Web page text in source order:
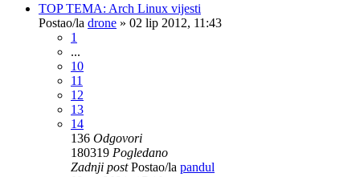
TOP TEMA: Arch Linux vijesti
Postao/la drone » 02 lip 2012, 11:43
1
...
10
11
12
13
14
136 Odgovori
180319 Pogledano
Zadnji postPostao/la pandul